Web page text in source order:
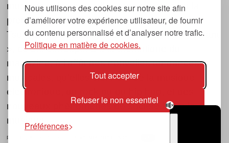
Nous utilisons des cookies sur notre site afin
d’améliorer votre expérience utilisateur, de fournir
du contenu personnalisé et d’analyser notre trafic.
Politique en matière de cookies.
Tout accepter
Refuser le non essentiel
Préférences
musique et les nouvelles tendances, dont la
première parution date de 2007.
Tsugi en japonais signifie « prochain », « suivant
», ce qui correspond à la thématique du
magazine, à l’affût des nouvelles tendances
musicales, qu’elles viennent de la musique
électronique, du rock ou du hip hop, et des
nouveaux phénomènes de société liés à la
musique.
POLITIQUE DE COOKIES (UE)